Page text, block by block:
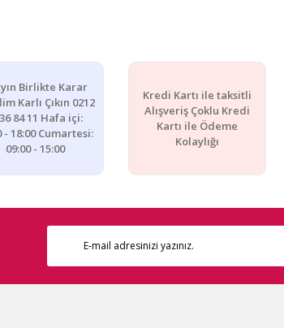
Birlikte Karar
Karlı Çıkın 0212
84 11 Hafa içi:
- 18:00 Cumartesi:
09:00 - 15:00
Kredi Kartı ile taksitli
Alışveriş Çoklu Kredi
Kartı ile Ödeme
Kolaylığı